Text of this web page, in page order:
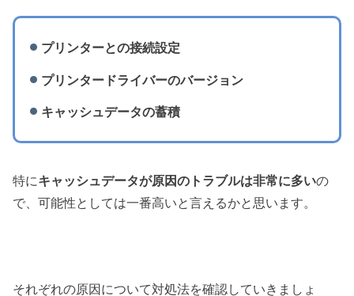
プリンターとの接続設定
プリンタードライバーのバージョン
キャッシュデータの蓄積
特にキャッシュデータが原因のトラブルは非常に多いの
で、可能性としては一番高いと言えるかと思います。
それぞれの原因について対処法を確認していきましょ